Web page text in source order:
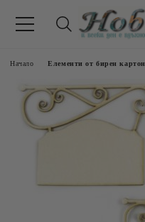
Начало Елементи от бирен картон